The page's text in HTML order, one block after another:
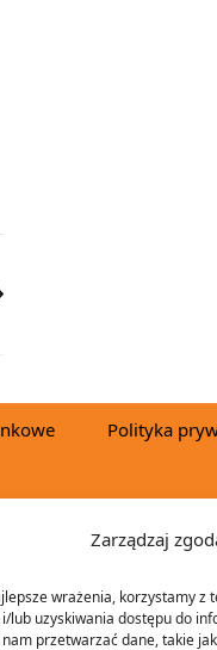
Zarządzaj
wrażenia, korzystamy z
lub uzyskiwania dostępu do
przetwarzać dane, takie
Polityka